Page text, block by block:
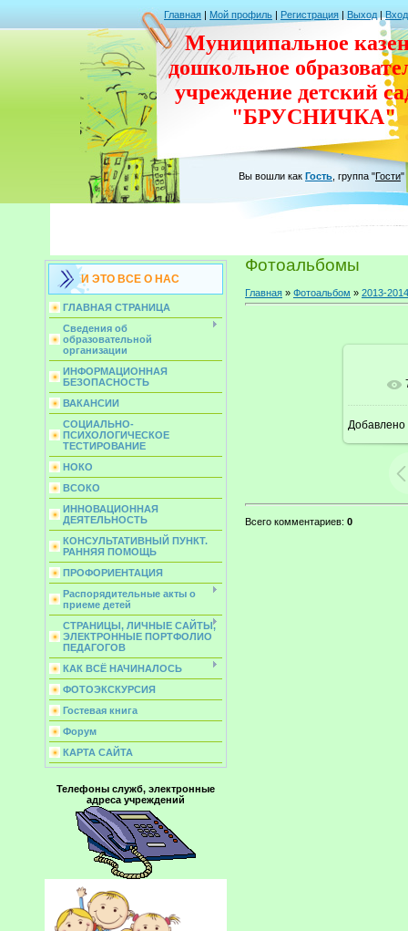
Главная | Мой профиль | Регистрация | Выход | Вход
Муниципальное
дошкольное
учреждение детский
"БРУСНИЧКА"
Вы вошли как Гость группа "Гости"
И ЭТО ВСЕ О НАС
ГЛАВНАЯ СТРАНИЦА
Сведения об
образовательной
организации
ИНФОРМАЦИОННАЯ
БЕЗОПАСНОСТЬ
ВАКАНСИИ
СОЦИАЛЬНО-
ПСИХОЛОГИЧЕСКОЕ
ТЕСТИРОВАНИЕ
НОКО
ВСОКО
ИННОВАЦИОННАЯ
ДЕЯТЕЛЬНОСТЬ
КОНСУЛЬТАТИВНЫЙ ПУНКТ.
РАННЯЯ ПОМОЩЬ
ПРОФОРИЕНТАЦИЯ
Распорядительные акты о
приеме детей
СТРАНИЦЫ, ЛИЧНЫЕ САЙТЫ,
ЭЛЕКТРОННЫЕ ПОРТФОЛИО
ПЕДАГОГОВ
КАК ВСЁ НАЧИНАЛОСЬ
ФОТОЭКСКУРСИЯ
Гостевая книга
Форум
КАРТА САЙТА
Телефоны служб, электронные
адреса учреждений
Фотоальбомы
Главная » Фотоальбом » 2013-
Добавлено
Всего комментариев: 0